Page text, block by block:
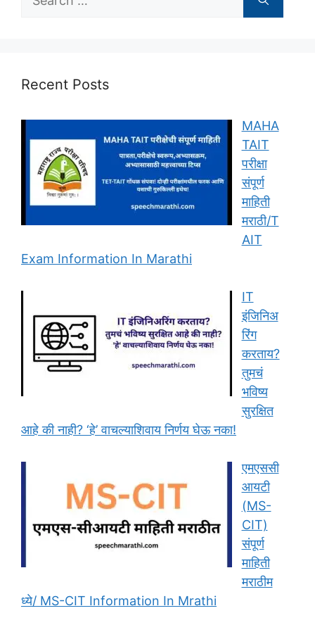
Recent Posts
MAHA
TAIT
परीक्षा
संपूर्ण
माहिती
मराठी/T
AIT
Exam Information In Marathi
IT
इंजिनिअ
रिंग
करताय?
तुमचं
भविष्य
सुरक्षित
आहे की नाही? ‘हे’ वाचल्याशिवाय निर्णय घेऊ नका!
एमएससी
आयटी
(MS-
CIT)
संपूर्ण
माहिती
मराठीम
ध्ये/ MS-CIT Information In Mrathi